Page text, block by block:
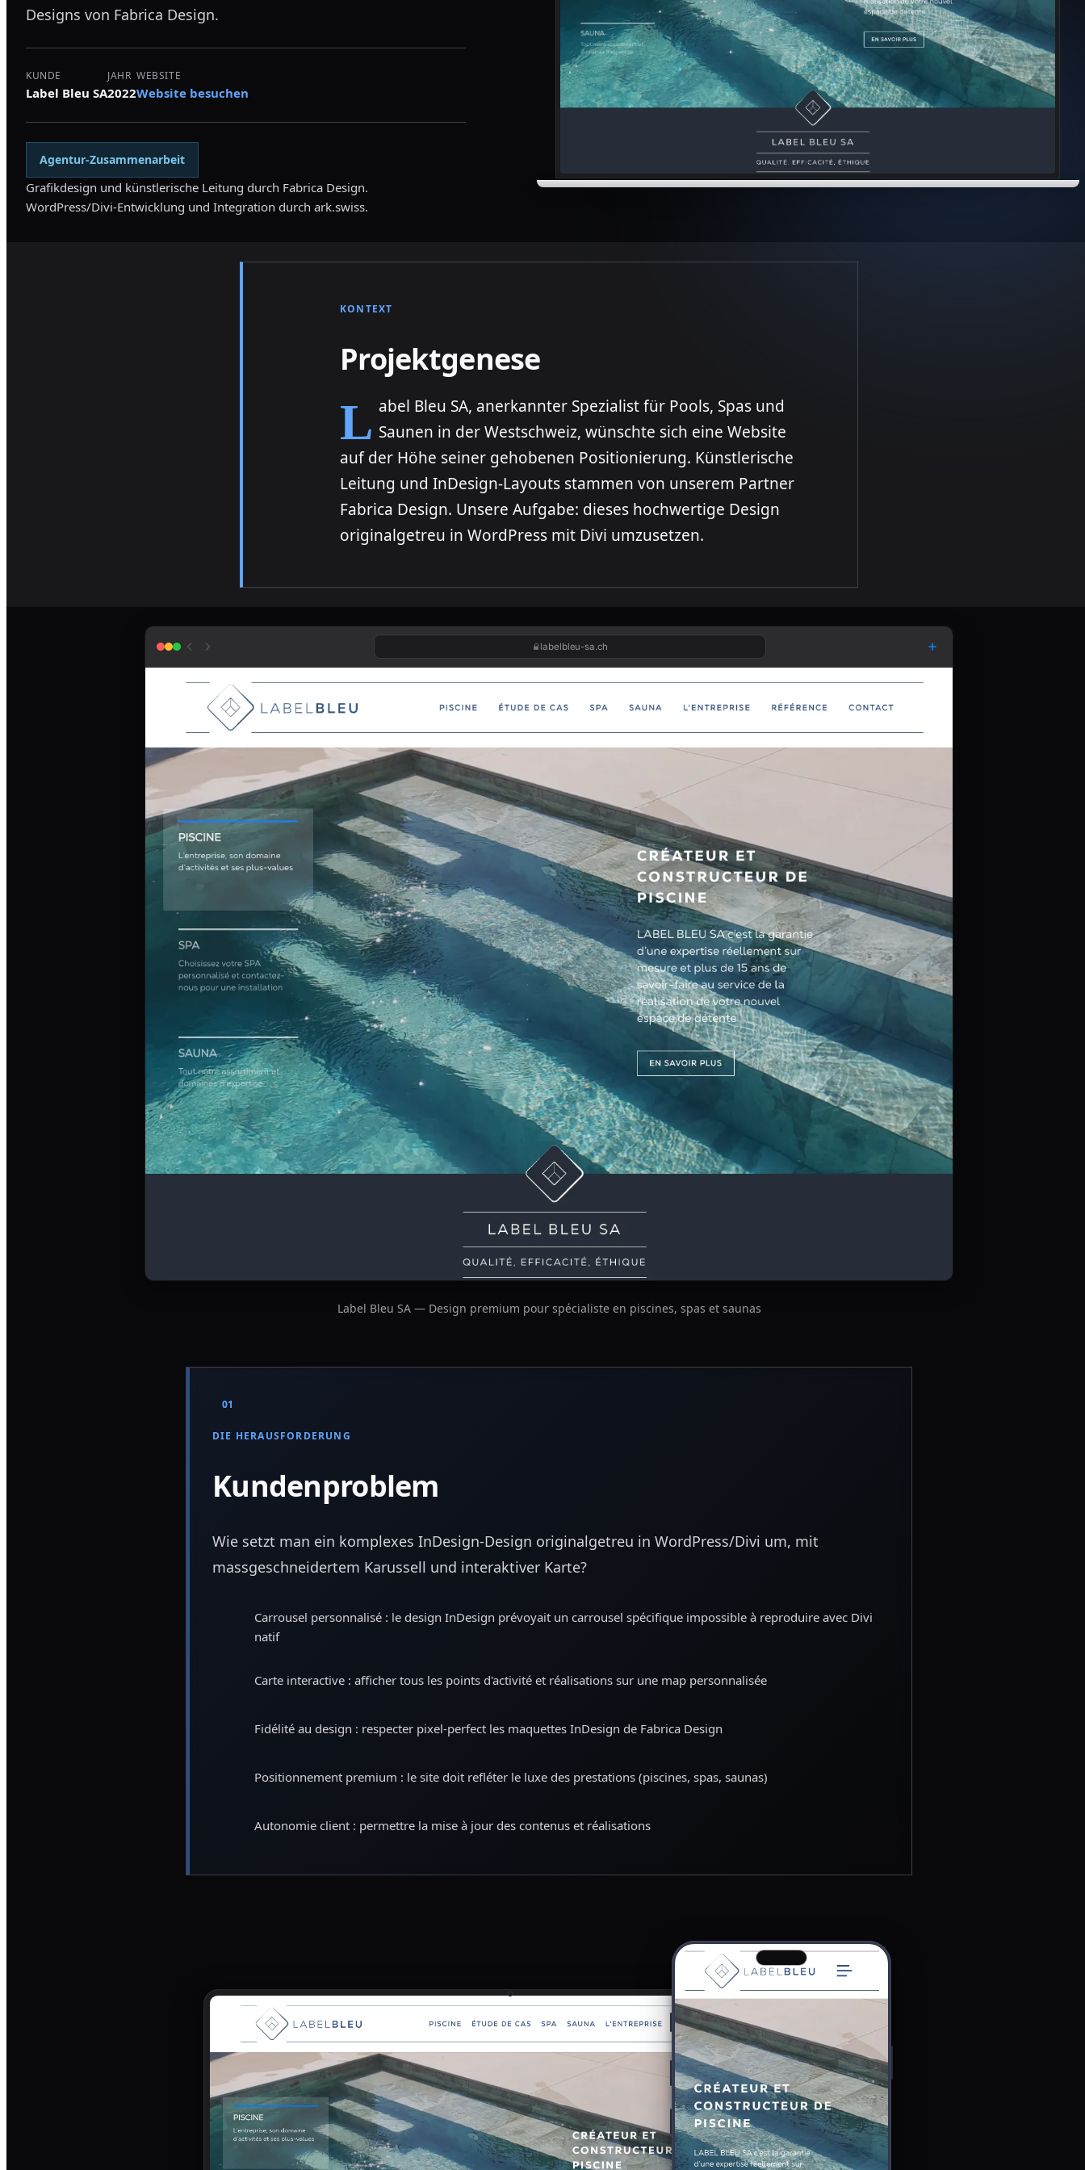
Designs von Fabrica Design.
KUNDE
Label Bleu SA
JAHR
2022
WEBSITE
Website besuchen
Agentur-Zusammenarbeit
Grafikdesign und künstlerische Leitung durch Fabrica Design.
WordPress/Divi-Entwicklung und Integration durch ark.swiss.
KONTEXT
Projektgenese
Label Bleu SA, anerkannter Spezialist für Pools, Spas und Saunen in der Westschweiz, wünschte sich eine Website
auf der Höhe seiner gehobenen Positionierung. Künstlerische
Leitung und InDesign-Layouts stammen von unserem Partner
Fabrica Design. Unsere Aufgabe: dieses hochwertige Design
originalgetreu in WordPress mit Divi umzusetzen.
labelbleu-sa.ch
Label Bleu SA — Design premium pour spécialiste en piscines, spas et saunas
01
DIE HERAUSFORDERUNG
Kundenproblem
Wie setzt man ein komplexes InDesign-Design originalgetreu in WordPress/Divi um, mit
massgeschneidertem Karussell und interaktiver Karte?
Carrousel personnalisé : le design InDesign prévoyait un carrousel spécifique impossible à reproduire avec Divi
natif
Carte interactive : afficher tous les points d'activité et réalisations sur une map personnalisée
Fidélité au design : respecter pixel-perfect les maquettes InDesign de Fabrica Design
Positionnement premium : le site doit refléter le luxe des prestations (piscines, spas, saunas)
Autonomie client : permettre la mise à jour des contenus et réalisations